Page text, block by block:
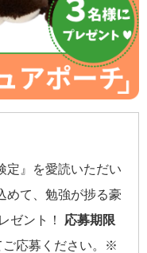
定』を愛読いただい
めて、勉強が捗る豪
ゼント！ 応募期限
ご応募ください。※